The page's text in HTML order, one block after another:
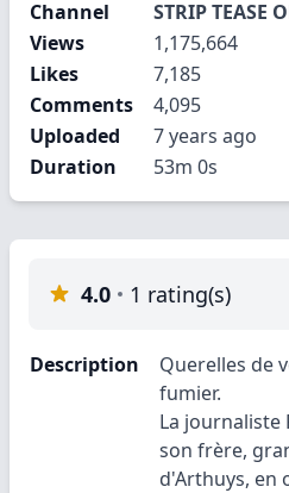
Channel
STRIP TEASE
Views
1,175,664
Likes
7,185
Comments
4,095
Uploaded
7 years ago
Duration
53m 0s
4.0 1 rating(s)
Description
Querelles de
fumier.
La journaliste
son frère,
d'Arthuys, en